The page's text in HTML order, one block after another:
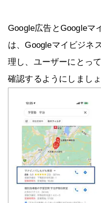
Google広告とGoogleマ
は、Googleマイビジネ
理し、ユーザーにとっ
確認するようにしましょ